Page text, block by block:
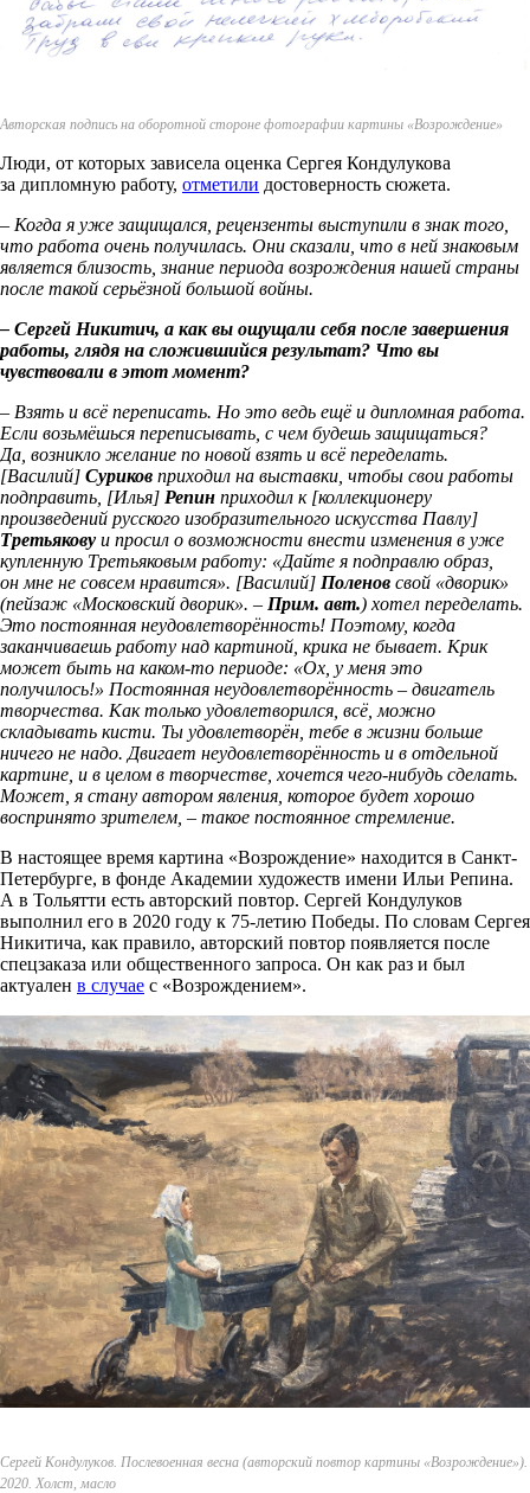
Авторская подпись на оборотной стороне фотографии картины «Возрождение»
Люди, от которых зависела оценка Сергея Кондулукова
за дипломную работу, отметили достоверность сюжета.
– Когда я уже защищался, рецензенты выступили в знак того,
что работа очень получилась. Они сказали, что в ней знаковым
является близость, знание периода возрождения нашей страны
после такой серьёзной большой войны.
– Сергей Никитич, а как вы ощущали себя после завершения
работы, глядя на сложившийся результат? Что вы
чувствовали в этот момент?
– Взять и всё переписать. Но это ведь ещё и дипломная работа.
Если возьмёшься переписывать, с чем будешь защищаться?
Да, возникло желание по новой взять и всё переделать.
[Василий] Суриков приходил на выставки, чтобы свои работы
подправить, [Илья] Репин приходил к [коллекционеру
произведений русского изобразительного искусства Павлу]
Третьякову и просил о возможности внести изменения в уже
купленную Третьяковым работу: «Дайте я подправлю образ,
он мне не совсем нравится». [Василий] Поленов свой «дворик»
(пейзаж «Московский дворик». – Прим. авт.) хотел переделать.
Это постоянная неудовлетворённость! Поэтому, когда
заканчиваешь работу над картиной, крика не бывает. Крик
может быть на каком-то периоде: «Ох, у меня это
получилось!» Постоянная неудовлетворённость – двигатель
творчества. Как только удовлетворился, всё, можно
складывать кисти. Ты удовлетворён, тебе в жизни больше
ничего не надо. Двигает неудовлетворённость и в отдельной
картине, и в целом в творчестве, хочется чего-нибудь сделать.
Может, я стану автором явления, которое будет хорошо
воспринято зрителем, – такое постоянное стремление.
В настоящее время картина «Возрождение» находится в Санкт-
Петербурге, в фонде Академии художеств имени Ильи Репина.
А в Тольятти есть авторский повтор. Сергей Кондулуков
выполнил его в 2020 году к 75-летию Победы. По словам Сергея
Никитича, как правило, авторский повтор появляется после
спецзаказа или общественного запроса. Он как раз и был
актуален в случае с «Возрождением».
Сергей Кондулуков. Послевоенная весна (авторский повтор картины «Возрождение»).
2020. Холст, масло